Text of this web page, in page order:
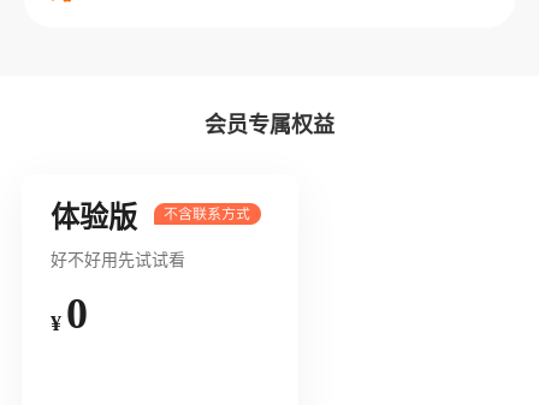
会员专属权益
体验版
好不好用先试试看
¥ 0